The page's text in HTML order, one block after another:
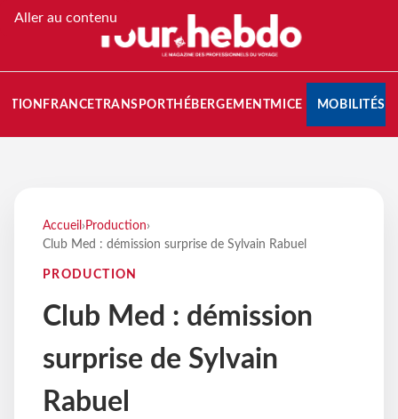
Aller au contenu
FRANCETRANSPORT HÉBERGEMENTMICE MOBILITÉS
Accueil › Production›
Club Med : démission surprise de Sylvain Rabuel
PRODUCTION
Club Med : démission
surprise de Sylvain
Rabuel